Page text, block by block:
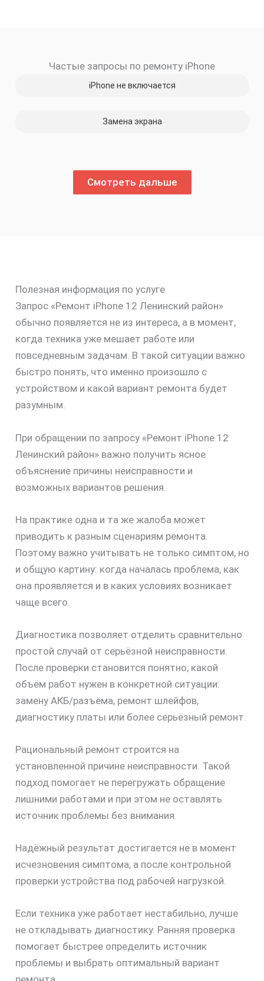
Частые запросы по ремонту iPhone
iPhone не включается
Замена экрана
Смотреть дальше
Полезная информация по услуге
Запрос «Ремонт iPhone 12 Ленинский район»
обычно появляется не из интереса, а в момент,
когда техника уже мешает работе или
повседневным задачам. В такой ситуации важно
быстро понять, что именно произошло с
устройством и какой вариант ремонта будет
разумным.
При обращении по запросу «Ремонт iPhone 12
Ленинский район» важно получить ясное
объяснение причины неисправности и
возможных вариантов решения.
На практике одна и та же жалоба может
приводить к разным сценариям ремонта.
Поэтому важно учитывать не только симптом, но
и общую картину: когда началась проблема, как
она проявляется и в каких условиях возникает
чаще всего.
Диагностика позволяет отделить сравнительно
простой случай от серьёзной неисправности.
После проверки становится понятно, какой
объём работ нужен в конкретной ситуации:
замену АКБ/разъёма, ремонт шлейфов,
диагностику платы или более серьёзный ремонт.
Рациональный ремонт строится на
установленной причине неисправности. Такой
подход помогает не перегружать обращение
лишними работами и при этом не оставлять
источник проблемы без внимания.
Надёжный результат достигается не в момент
исчезновения симптома, а после контрольной
проверки устройства под рабочей нагрузкой.
Если техника уже работает нестабильно, лучше
не откладывать диагностику. Ранняя проверка
помогает быстрее определить источник
проблемы и выбрать оптимальный вариант
скидку
30%